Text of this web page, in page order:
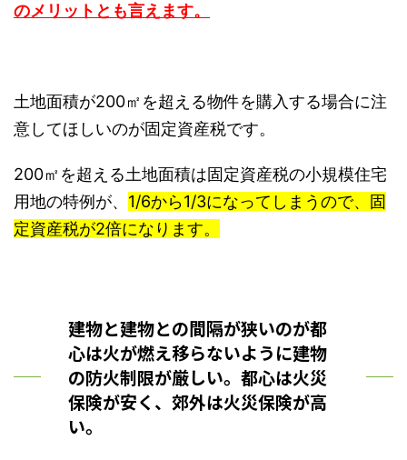
のメリットとも言えます。
土地面積が200㎡を超える物件を購入する場合に注
意してほしいのが固定資産税です。
200㎡を超える土地面積は固定資産税の小規模住宅
用地の特例が、 1/6から1/3になってしまうので、固
定資産税が2倍になります。
建物と建物との間隔が狭いのが都
心は火が燃え移らないように建物
の防火制限が厳しい。都心は火災
保険が安く、郊外は火災保険が高
い。